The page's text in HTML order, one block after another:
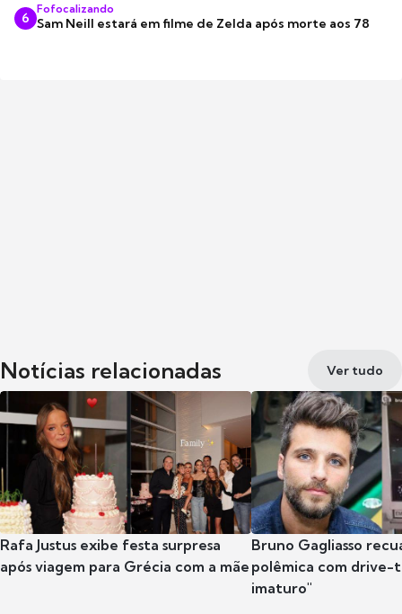
6
Fofocalizando
Sam Neill estará em filme de Zelda após morte aos 78
Notícias relacionadas Ver tudo
Rafa Justus exibe festa surpresa
após viagem para Grécia com a mãe
Bruno Gagliasso
polêmica com drive-
imaturo"